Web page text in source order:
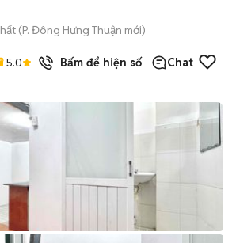
(P. Đông Hưng Thuận mới)
5.0 Bấm để hiện số Chat